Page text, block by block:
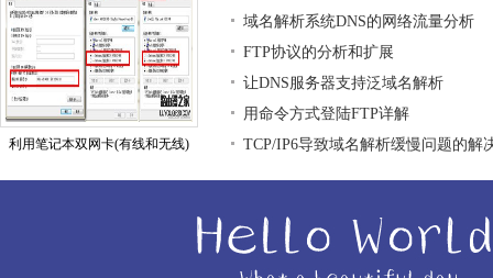
利用笔记本双网卡(有线和无线)
域名解析系统DNS的网络流量分析
FTP协议的分析和扩展
让DNS服务器支持泛域名解析
用命令方式登陆FTP详解
TCP/IP6导致域名解析缓慢问题的解